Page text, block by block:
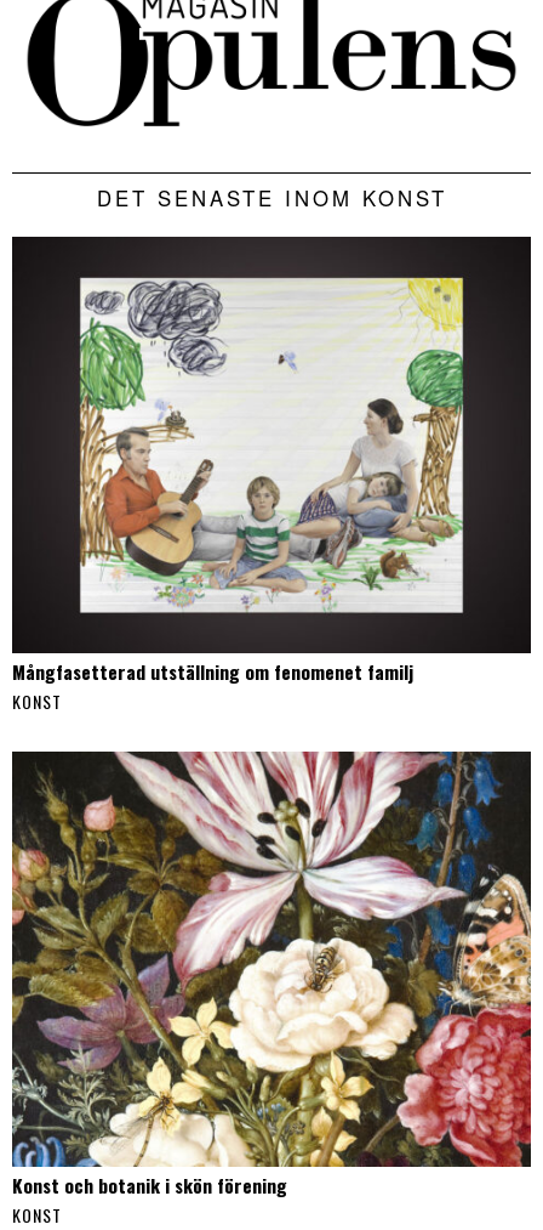
DET SENASTE INOM KONST
Mångfasetterad utställning om fenomenet familj
KONST
Konst och botanik i skön förening
KONST